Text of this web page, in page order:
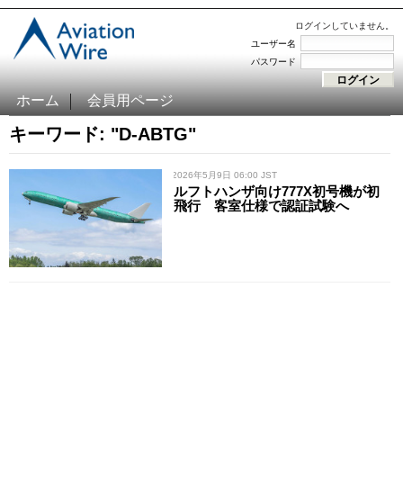
ログインしていません。
ユーザー名
パスワード
ホーム 会員用ページ
キーワード: "D-ABTG"
/ 2026年5月9日 06:00 JST
ルフトハンザ向け777X初号機が初
飛行 客室仕様で認証試験へ